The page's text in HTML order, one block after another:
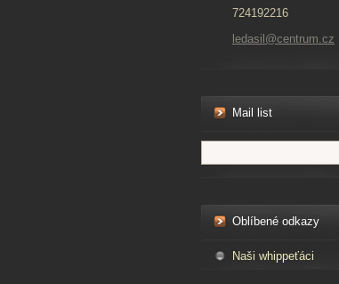
724192216
ledasil@centrum.cz
Mail list
Oblíbené odkazy
Naši whippeťáci